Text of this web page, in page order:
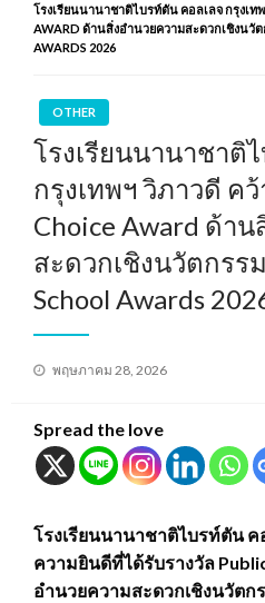
โรงเรียนนานาชาติไบรท์ตัน คอลเลจ กรุงเท
AWARD ด้านสิ่งอำนวยความสะดวกเชิงนวัต
AWARDS 2026
OTHER
โรงเรียนนานาชาติ
กรุงเทพฯ วิภาวดี ค
Choice Award ด้า
สะดวกเชิงนวัตกรร
School Awards
Posted
พฤษภาคม 28, 2026
Spread the love
โรงเรียนนานาชาติไบรท์ตัน ค
ความยินดีที่ได้รับรางวัล
อำนวยความสะดวกเชิงนวัตก